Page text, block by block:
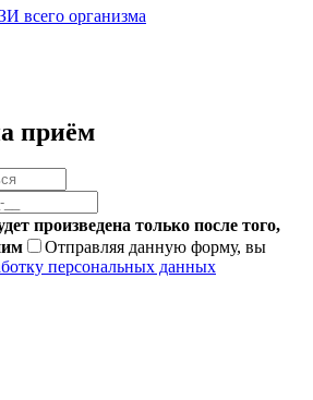
всего организма
приём
произведена только после того,
Отправляя данную форму, вы
персональных данных